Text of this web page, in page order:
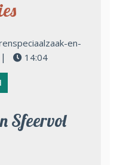
en-
| 14:04
Sfeervol